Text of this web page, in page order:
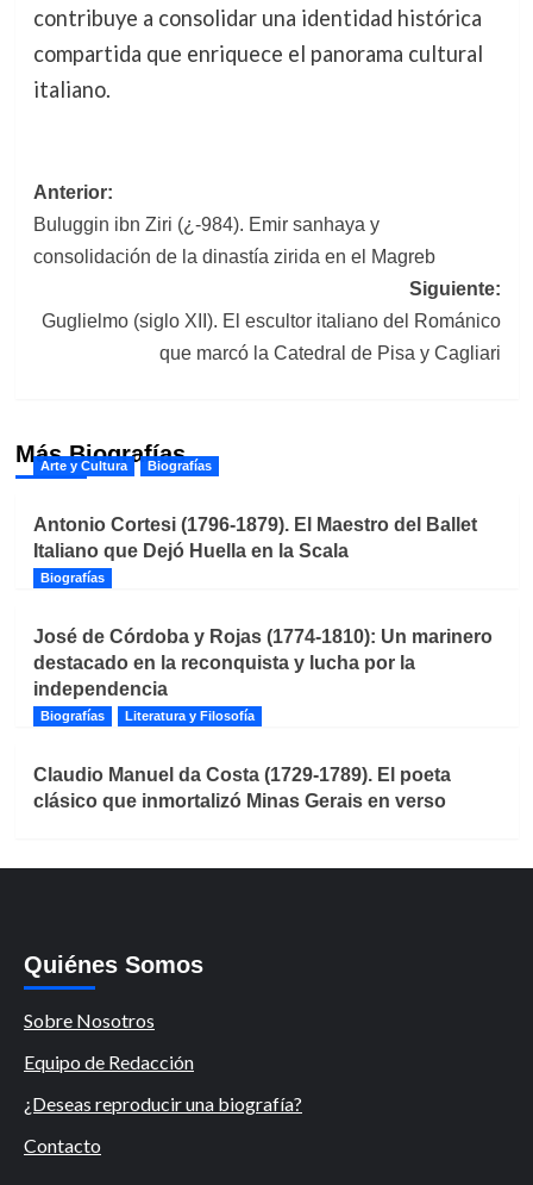
contribuye a consolidar una identidad histórica
compartida que enriquece el panorama cultural
italiano.
Navegación
de
Anterior:
Buluggin ibn Ziri (¿-984). Emir sanhaya y
consolidación de la dinastía zirida en el Magreb
Siguiente:
Guglielmo (siglo XII). El escultor italiano del Románico
que marcó la Catedral de Pisa y Cagliari
Más Biografías
Arte y Cultura Biografías
Antonio Cortesi (1796-1879). El Maestro del Ballet
Italiano que Dejó Huella en la Scala
Biografías
José de Córdoba y Rojas (1774-1810): Un marinero
destacado en la reconquista y lucha por la
independencia
Biografías Literatura y Filosofía
Claudio Manuel da Costa (1729-1789). El poeta
clásico que inmortalizó Minas Gerais en verso
Quiénes Somos
Sobre Nosotros
Equipo de Redacción
¿Deseas reproducir una biografía?
Contacto